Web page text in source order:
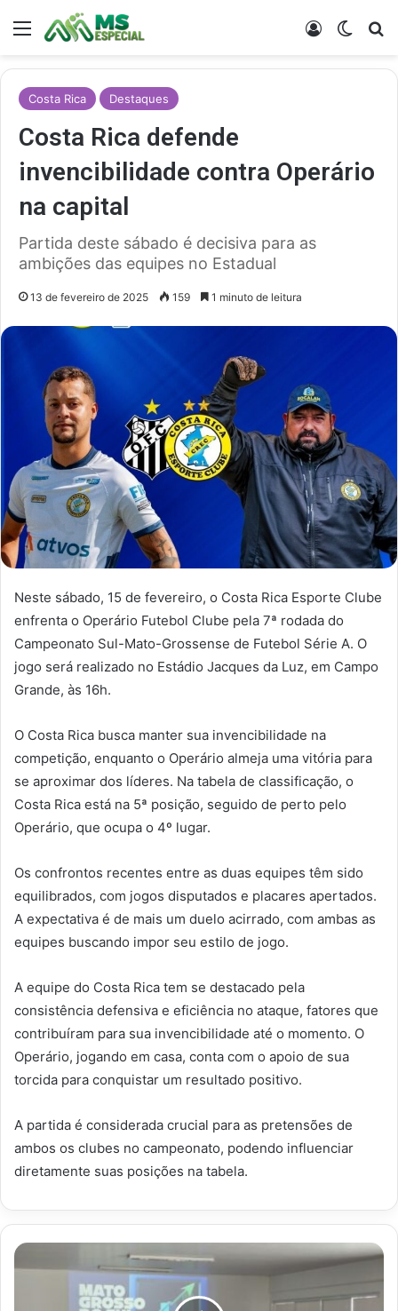
Menu Entrar
Costa Rica Destaques
Costa Rica defende
invencibilidade contra Operário
na capital
Partida deste sábado é decisiva para as
ambições das equipes no Estadual
13 de fevereiro de 2025 159 1 minuto de leitura
Neste sábado, 15 de fevereiro, o Costa Rica Esporte Clube
enfrenta o Operário Futebol Clube pela 7ª rodada do
Campeonato Sul-Mato-Grossense de Futebol Série A. O
jogo será realizado no Estádio Jacques da Luz, em Campo
Grande, às 16h.
O Costa Rica busca manter sua invencibilidade na
competição, enquanto o Operário almeja uma vitória para
se aproximar dos líderes. Na tabela de classificação, o
Costa Rica está na 5ª posição, seguido de perto pelo
Operário, que ocupa o 4º lugar.
Os confrontos recentes entre as duas equipes têm sido
equilibrados, com jogos disputados e placares apertados.
A expectativa é de mais um duelo acirrado, com ambas as
equipes buscando impor seu estilo de jogo.
A equipe do Costa Rica tem se destacado pela
consistência defensiva e eficiência no ataque, fatores que
contribuíram para sua invencibilidade até o momento. O
Operário, jogando em casa, conta com o apoio de sua
torcida para conquistar um resultado positivo.
A partida é considerada crucial para as pretensões de
ambos os clubes no campeonato, podendo influenciar
diretamente suas posições na tabela.